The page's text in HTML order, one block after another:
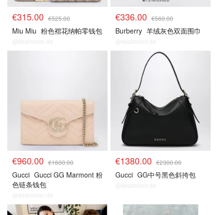
€315.00 €525.00
Miu Miu 粉色褶花纳帕零钱包
@dealmoon.de
€336.00 €560.00
Burberry 羊绒灰色双面围巾
@dealmoon.de
€960.00 €1600.00
Gucci Gucci GG Marmont 粉
色链条钱包
@dealmoon.de
€1380.00 €2300.00
Gucci GG中号黑色斜挎包
@dealmoon.de